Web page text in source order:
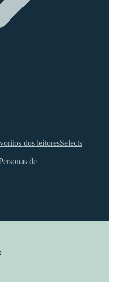
dos leitoresSelects
de